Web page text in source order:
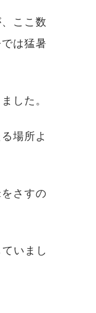
ここ数
は猛暑
した。
場所よ
さすの
いまし